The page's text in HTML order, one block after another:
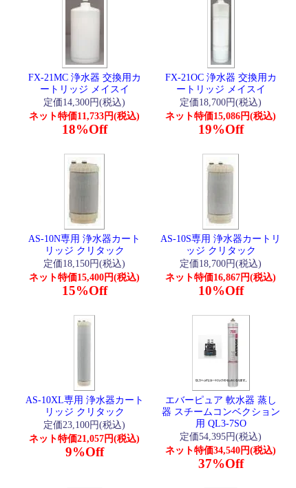
FX-21MC 浄水器 交換用カ
ートリッジ メイスイ
定価14,300円(税込)
ネット特価11,733円(税込)
18%Off
FX-21OC 浄水器 交換用カ
ートリッジ メイスイ
定価18,700円(税込)
ネット特価15,086円(税込)
19%Off
AS-10N専用 浄水器カート
リッジ クリタック
定価18,150円(税込)
ネット特価15,400円(税込)
15%Off
AS-10S専用 浄水器カートリ
ッジ クリタック
定価18,700円(税込)
ネット特価16,867円(税込)
10%Off
AS-10XL専用 浄水器カート
リッジ クリタック
定価23,100円(税込)
ネット特価21,057円(税込)
9%Off
エバーピュア 軟水器 蒸し
器 スチームコンベクション
用 QL3-7SO
定価54,395円(税込)
ネット特価34,540円(税込)
37%Off